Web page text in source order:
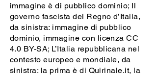
immagine è di pubblico dominio; Il
governo fascista del Regno d’Italia,
da sinistra: immagine di pubblico
dominio, immagine con licenza CC
4.0 BY-SA; L’Italia repubblicana nel
contesto europeo e mondiale, da
sinistra: la prima è di Quirinale.it, la